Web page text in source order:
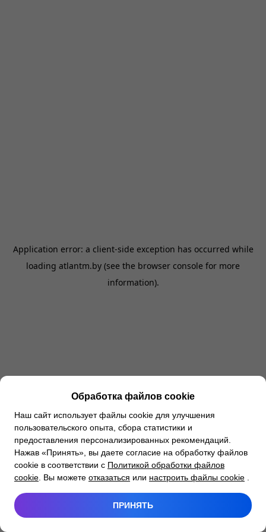
Application error: a client-side exception has occurred while
loading atlantm.by (see the browser console for more
information).
Обработка файлов cookie
Наш сайт использует файлы cookie для улучшения
пользовательского опыта, сбора статистики и
предоставления персонализированных рекомендаций.
Нажав «Принять», вы даете согласие на обработку файлов
cookie в соответствии с Политикой обработки файлов
cookie . Вы можете отказаться или настроить файлы cookie
ПРИНЯТЬ